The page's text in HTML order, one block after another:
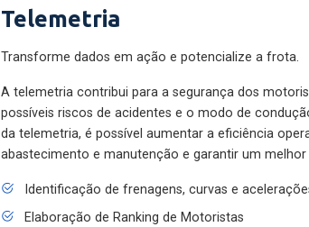
Telemetria
Transforme dados em ação e potencialize a frota.
A telemetria contribui para a segurança dos
possíveis riscos de acidentes e o modo de
da telemetria, é possível aumentar a eficiência
abastecimento e manutenção e garantir um melhor
Identificação de frenagens, curvas e acelerações
Elaboração de Ranking de Motoristas